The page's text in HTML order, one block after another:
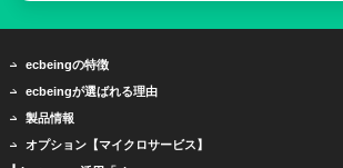
ecbeingの特徴
ecbeingが選ばれる理由
製品情報
オプション【マイクロサービス】